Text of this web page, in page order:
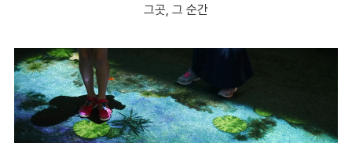
그곳, 그 순간